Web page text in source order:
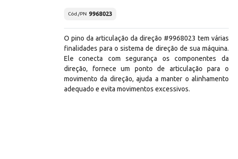
Cód./PN 9968023
O pino da articulação da direção #9968023 tem várias
finalidades para o sistema de direção de sua máquina.
Ele conecta com segurança os componentes da
direção, fornece um ponto de articulação para o
movimento da direção, ajuda a manter o alinhamento
adequado e evita movimentos excessivos.